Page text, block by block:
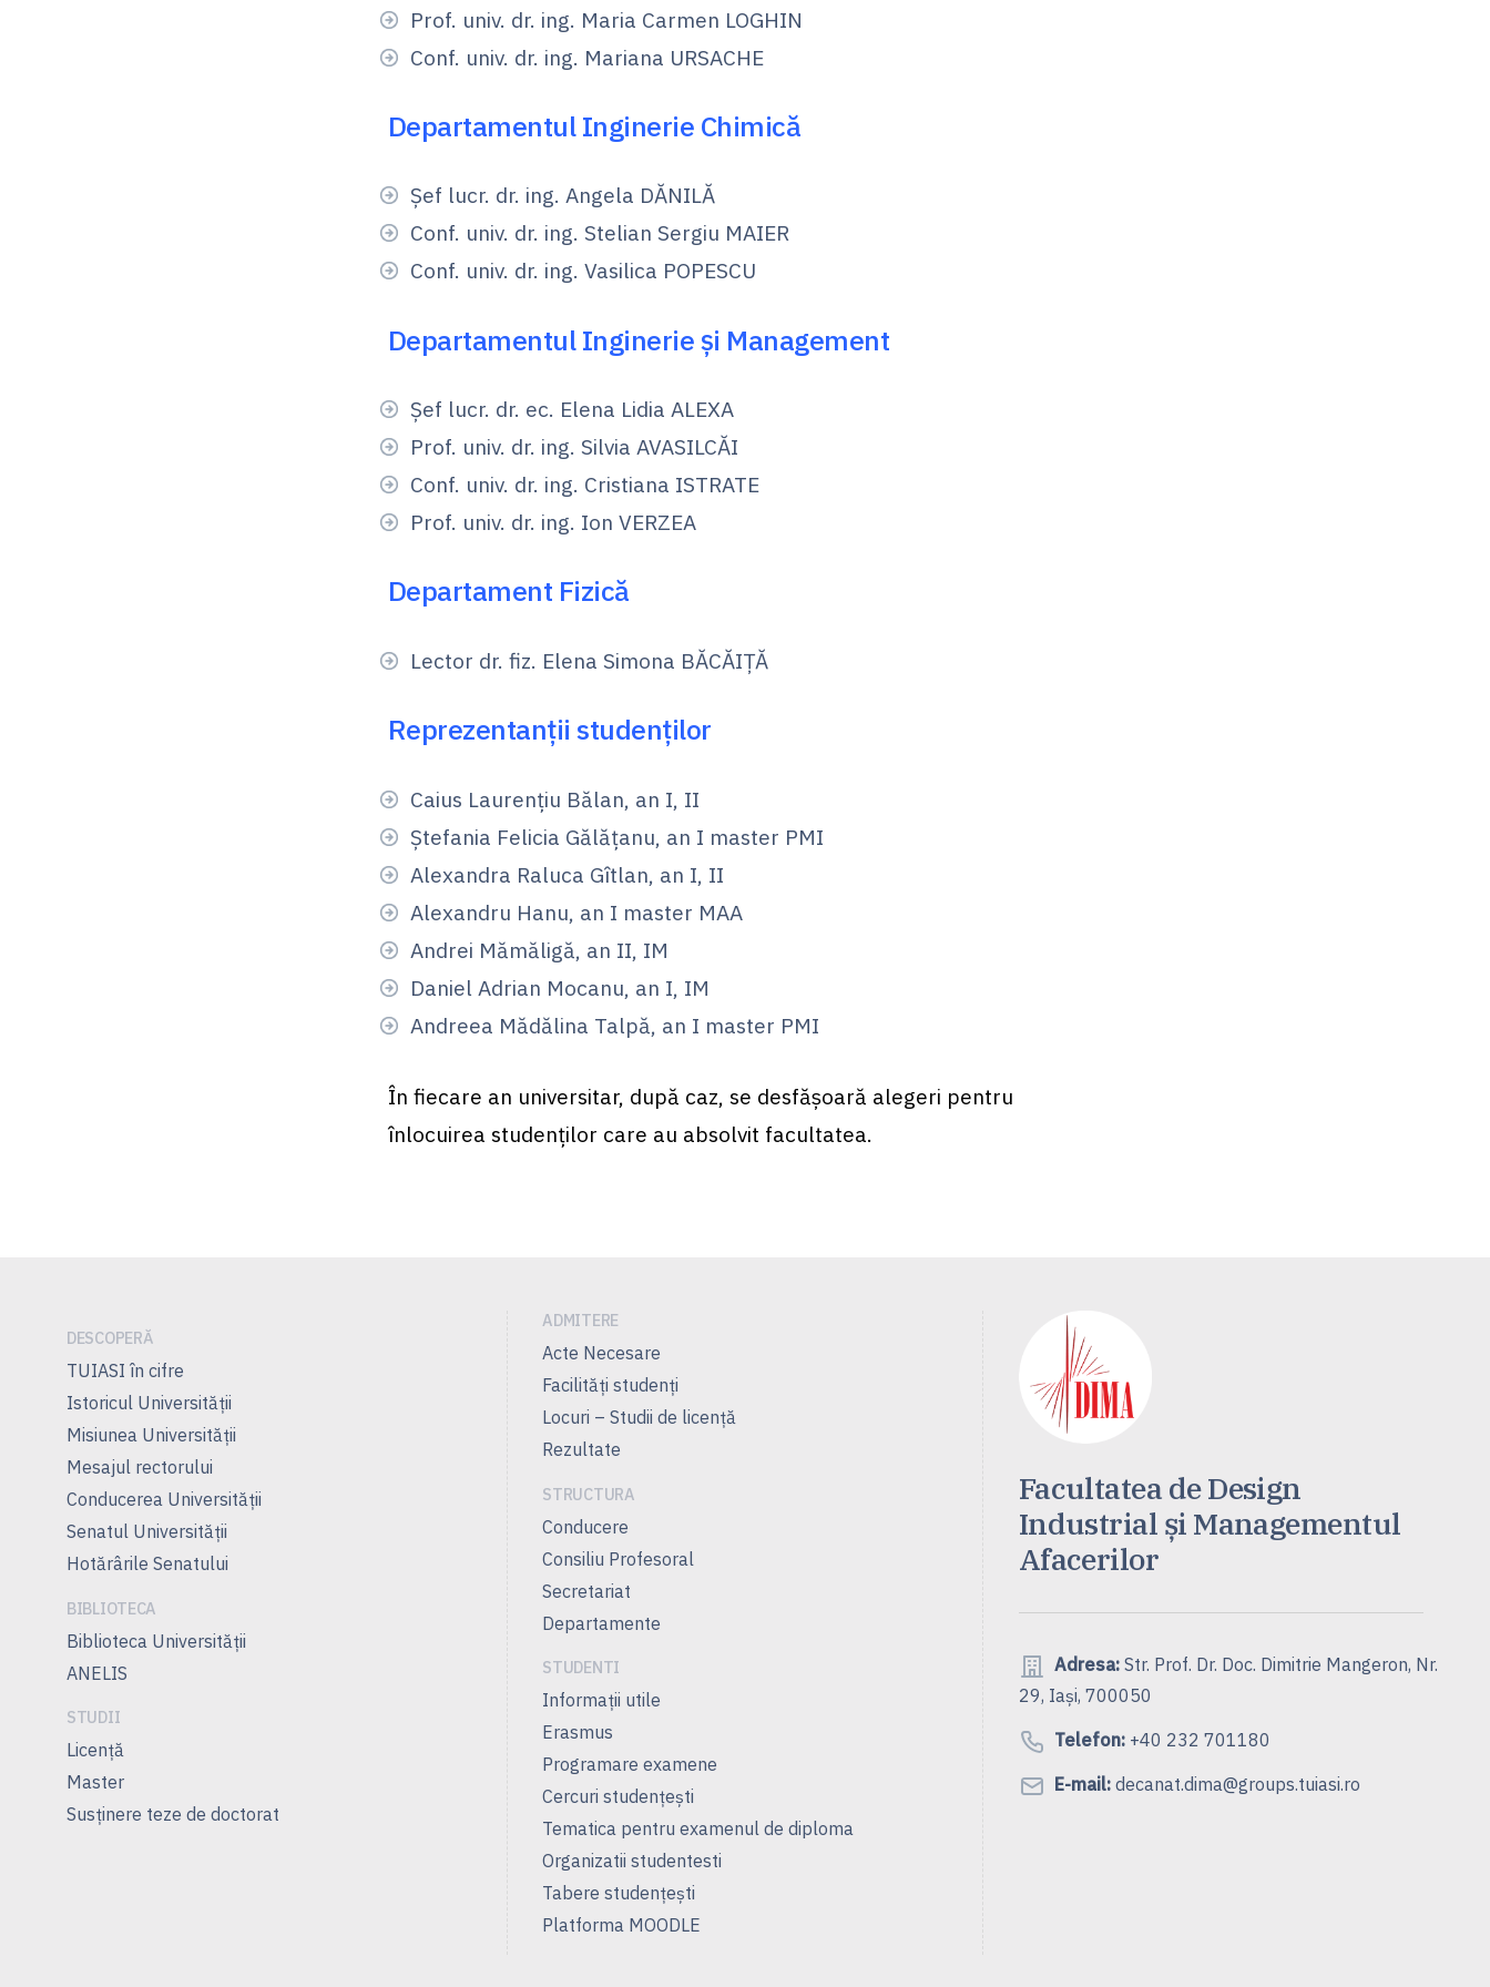
Prof. univ. dr. ing. Maria Carmen LOGHIN
Conf. univ. dr. ing. Mariana URSACHE
Departamentul Inginerie Chimică
Șef lucr. dr. ing. Angela DĂNILĂ
Conf. univ. dr. ing. Stelian Sergiu MAIER
Conf. univ. dr. ing. Vasilica POPESCU
Departamentul Inginerie și Management
Şef lucr. dr. ec. Elena Lidia ALEXA
Prof. univ. dr. ing. Silvia AVASILCĂI
Conf. univ. dr. ing. Cristiana ISTRATE
Prof. univ. dr. ing. Ion VERZEA
Departament Fizică
Lector dr. fiz. Elena Simona BĂCĂIȚĂ
Reprezentanţii studenţilor
Caius Laurențiu Bălan, an I, II
Ştefania Felicia Gălăţanu, an I master PMI
Alexandra Raluca Gîtlan, an I, II
Alexandru Hanu, an I master MAA
Andrei Mămăligă, an II, IM
Daniel Adrian Mocanu, an I, IM
Andreea Mădălina Talpă, an I master PMI
În fiecare an universitar, după caz, se desfăşoară alegeri pentru
înlocuirea studenţilor care au absolvit facultatea.
DESCOPERĂ
TUIASI în cifre
Istoricul Universităţii
Misiunea Universităţii
Mesajul rectorului
Conducerea Universităţii
Senatul Universității
Hotărârile Senatului
BIBLIOTECA
Biblioteca Universității
ANELIS
STUDII
Licenţă
Master
Susţinere teze de doctorat
ADMITERE
Acte Necesare
Facilităţi studenţi
Locuri – Studii de licenţă
Rezultate
STRUCTURA
Conducere
Consiliu Profesoral
Secretariat
Departamente
STUDENTI
Informații utile
Erasmus
Programare examene
Cercuri studenţeşti
Tematica pentru examenul de diploma
Organizatii studentesti
Tabere studențești
Platforma MOODLE
Facultatea de Design
Industrial și Managementul
Afacerilor
Adresa:Str. Prof. Dr. Doc. Dimitrie Mangeron, Nr.
29, Iași, 700050
Telefon:+40 232 701180
E-mail:decanat.dima@groups.tuiasi.ro